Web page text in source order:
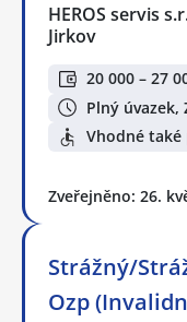
HEROS servis
Jirkov
20 000 – 27
Plný úvazek,
Vhodné
Zveřejněno: 26.
Strážný/
Ozp